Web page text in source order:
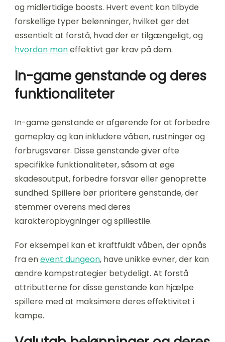
og midlertidige boosts. Hvert event kan tilbyde
forskellige typer belønninger, hvilket gør det
essentielt at forstå, hvad der er tilgængeligt, og
hvordan maneffektivt gør krav på dem.
In-game genstande og deres
funktionaliteter
In-game genstande er afgørende for at forbedre
gameplay og kan inkludere våben, rustninger og
forbrugsvarer. Disse genstande giver ofte
specifikke funktionaliteter, såsom at øge
skadesoutput, forbedre forsvar eller genoprette
sundhed. Spillere bør prioritere genstande, der
stemmer overens med deres
karakteropbygninger og spillestile.
For eksempel kan et kraftfuldt våben, der opnås
fra enevent dungeon, have unikke evner, der kan
ændre kampstrategier betydeligt. At forstå
attributterne for disse genstande kan hjælpe
spillere med at maksimere deres effektivitet i
kampe.